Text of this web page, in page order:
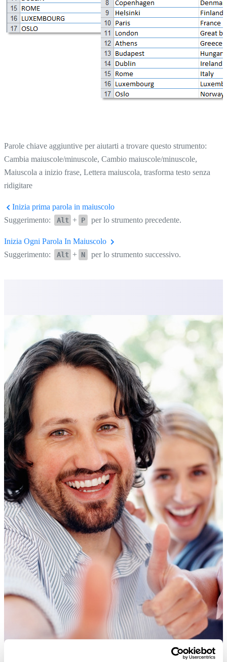
Parole chiave aggiuntive per aiutarti a trovare questo strumento:
Cambia maiuscole/minuscole, Cambio maiuscole/minuscole,
Maiuscola a inizio frase, Lettera maiuscola, trasforma testo senza
ridigitare
Inizia prima parola in maiuscolo
Suggerimento:
Alt + P per lo strumento precedente.
Inizia Ogni Parola In Maiuscolo
Suggerimento:
Alt + N per lo strumento successivo.